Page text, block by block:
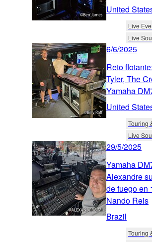
United
Live
Live
6/6/2025
Reto
Tyler, The
Yamaha
United
Touring
Live
29/5/2025
Yamaha
Alexandre
de fuego en
Nando Reis
Brazil
Touring